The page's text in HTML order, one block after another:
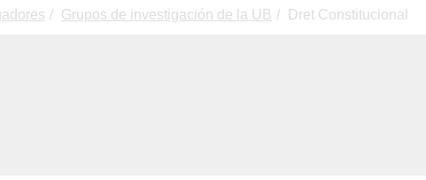
Grupos de investigación de la UB Dret Constitucional